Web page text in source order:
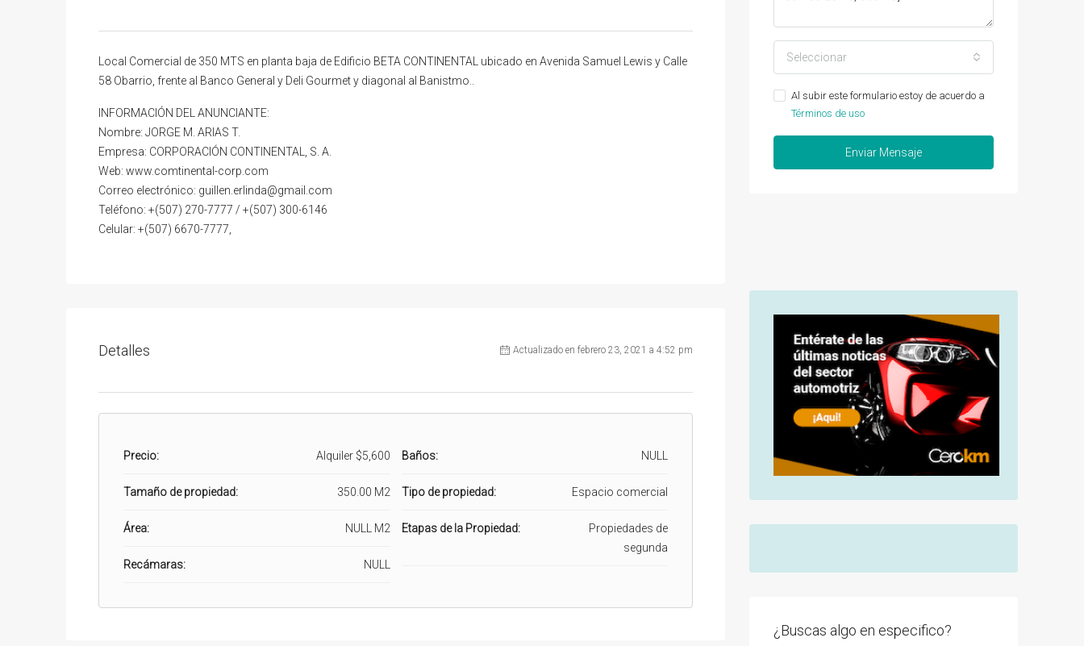
Local Comercial de 350 MTS en planta baja de Edificio BETA CONTINENTAL ubicado en Avenida Samuel Lewis y Calle
58 Obarrio, frente al Banco General y Deli Gourmet y diagonal al Banistmo..
INFORMACIÓN DEL ANUNCIANTE:
Nombre: JORGE M. ARIAS T.
Empresa: CORPORACIÓN CONTINENTAL, S. A.
Web: www.comtinental-corp.com
Correo electrónico: guillen.erlinda@gmail.com
Teléfono: +(507) 270-7777 / +(507) 300-6146
Celular: +(507) 6670-7777,
Detalles Actualizado en febrero 23, 2021 a 4:52 pm
Precio: Alquiler$5,600
Tamaño de propiedad: 350.00 M2
Área: NULL M2
Recámaras: NULL
Baños: NULL
Tipo de propiedad: Espacio comercial
Etapas de la Propiedad:
Propiedades de
segunda
Seleccionar
Al subir este formulario estoy de acuerdo a
Términos de uso
Enviar Mensaje
¿Buscas algo en especifico?